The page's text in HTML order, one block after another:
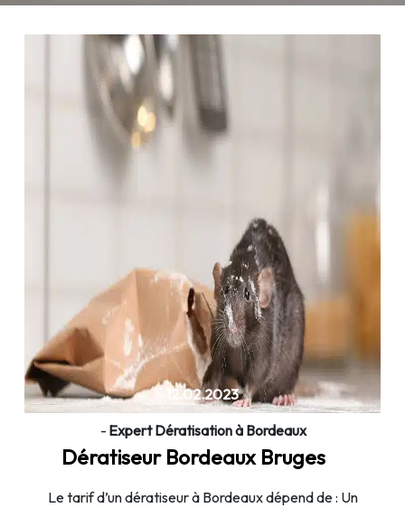
12.02.2023
- Expert Dératisation à Bordeaux
Dératiseur Bordeaux Bruges
Le tarif d’un dératiseur à Bordeaux dépend de : Un